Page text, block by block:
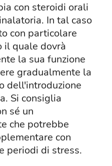
con steroidi orali
In tal caso
con particolare
il quale dovrà
la sua funzione
gradualmente la
dell'introduzione
Si consiglia
sé un
che potrebbe
con
periodi di stress.